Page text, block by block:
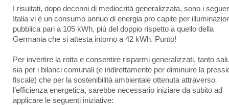
I risultati, dopo decenni di mediocrità generalizzata, sono i
Italia vi è un consumo annuo di energia pro capite per
pubblica pari a 105 kWh, più del doppio rispetto a quello della
Germania che si attesta intorno a 42 kWh. Punto!
Per invertire la rotta e consentire risparmi generalizzati, tanto
sia per i bilanci comunali (e indirettamente per diminuire la
fiscale) che per la sostenibilità ambientale ottenuta attraverso
l’efficienza energetica, sarebbe necessario iniziare da subito ad
applicare le seguenti iniziative: